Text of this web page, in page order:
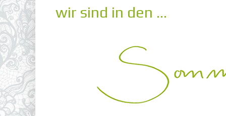
wir sind in den ...